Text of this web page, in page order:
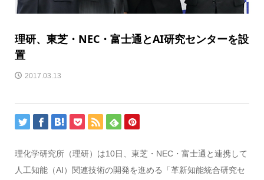
理研、東芝・NEC・富士通とAI研究センターを設
置
2017.03.13
理化学研究所（理研）は10日、東芝・NEC・富士通と連携して
人工知能（AI）関連技術の開発を進める「革新知能統合研究セ